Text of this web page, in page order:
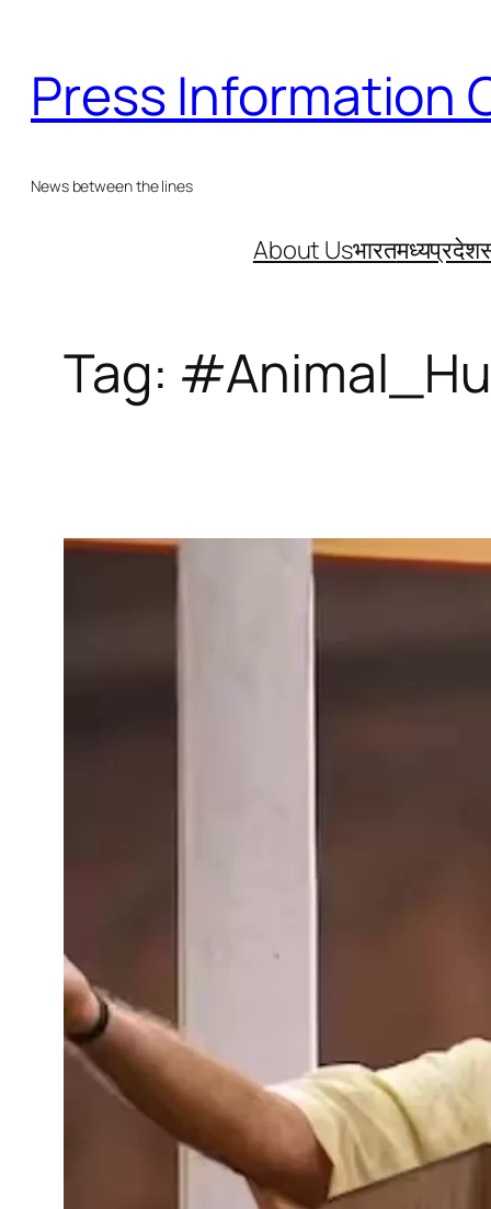
content
Press Information
News between the lines
About Usभारतमध्यप्रदेश
Tag: